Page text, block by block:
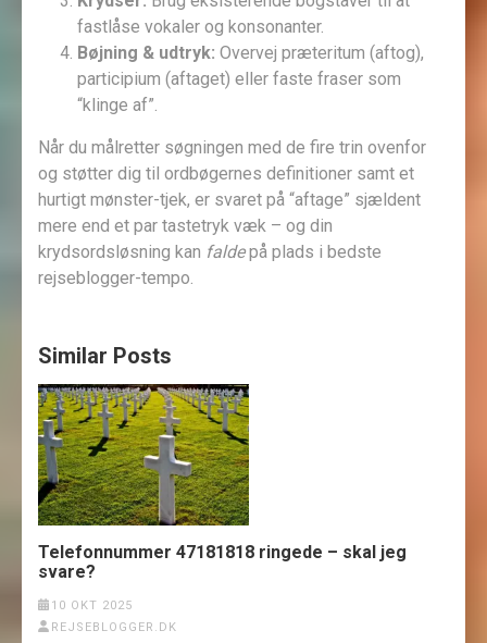
fastlåse vokaler og konsonanter.
Bøjning & udtryk: Overvej præteritum (aftog),
participium (aftaget) eller faste fraser som
“klinge af”.
Når du målretter søgningen med de fire trin ovenfor
og støtter dig til ordbøgernes definitioner samt et
hurtigt mønster-tjek, er svaret på “aftage” sjældent
mere end et par tastetryk væk – og din
krydsordsløsning kan faldepå plads i bedste
rejseblogger-tempo.
Similar Posts
Telefonnummer 47181818 ringede – skal jeg
svare?
10 OKT 2025
REJSEBLOGGER.DK